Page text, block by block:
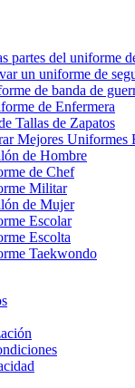
partes del uniforme
un uniforme de
de banda de
de Enfermera
Tallas de Zapatos
Mejores Uniformes
de Hombre
de Chef
Militar
de Mujer
Escolar
Escolta
Taekwondo